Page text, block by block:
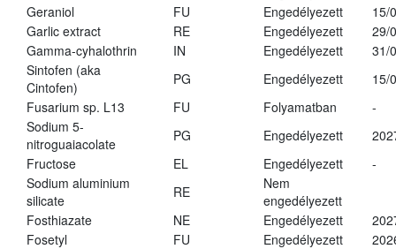
Geraniol
FU Engedélyezett
15/
Garlic extract
RE Engedélyezett
29/
Gamma-cyhalothrin
IN Engedélyezett
31/
Sintofen (aka
Cintofen)
PG Engedélyezett
15/
Fusarium sp. L13
FU Folyamatban
-
Sodium 5-
nitroguaiacolate
PG Engedélyezett
Fructose
EL Engedélyezett
-
Sodium aluminium
silicate
RE
Nem
engedélyezett
Fosthiazate
NE Engedélyezett
Fosetyl
FU Engedélyezett